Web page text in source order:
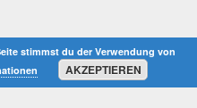
stimmst du der Verwendung von
AKZEPTIEREN